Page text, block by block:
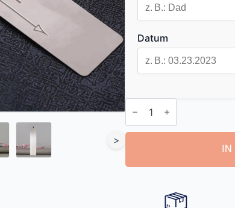
>
Datum
Lesezeichen
Metall
Menge